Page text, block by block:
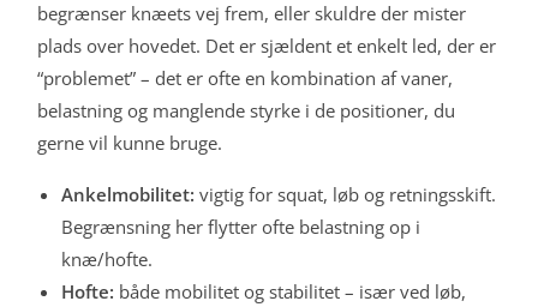
begrænser knæets vej frem, eller skuldre der mister
plads over hovedet. Det er sjældent et enkelt led, der er
“problemet” – det er ofte en kombination af vaner,
belastning og manglende styrke i de positioner, du
gerne vil kunne bruge.
Ankelmobilitet: vigtig for squat, løb og retningsskift.
Begrænsning her flytter ofte belastning op i
knæ/hofte.
Hofte: både mobilitet og stabilitet – især ved løb,